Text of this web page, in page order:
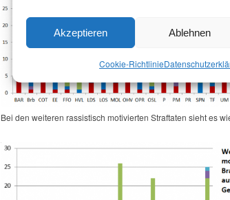
Akzeptieren Ablehnen
Cookie-Richtlinie
Bei den weiteren rassistisch motivierten Straftaten sieht es